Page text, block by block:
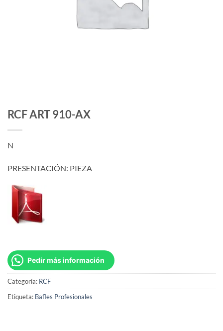
RCF ART 910-AX
N
PRESENTACIÓN: PIEZA
Pedir más información
Categoría: RCF
Etiqueta: Bafles Profesionales